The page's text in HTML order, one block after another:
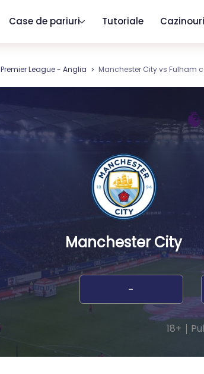
Case de pariuri Tutoriale Cazinouri
Premier League - Anglia Manchester City vs Fulham
Manchester City
-
18+